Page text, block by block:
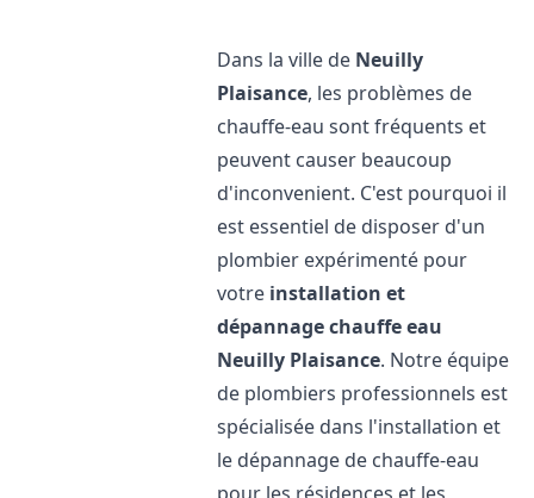
Dans la ville de Neuilly
Plaisance, les problèmes de
chauffe-eau sont fréquents et
peuvent causer beaucoup
d'inconvenient. C'est pourquoi il
est essentiel de disposer d'un
plombier expérimenté pour
votre installation et
dépannage chauffe eau
Neuilly Plaisance. Notre équipe
de plombiers professionnels est
spécialisée dans l'installation et
le dépannage de chauffe-eau